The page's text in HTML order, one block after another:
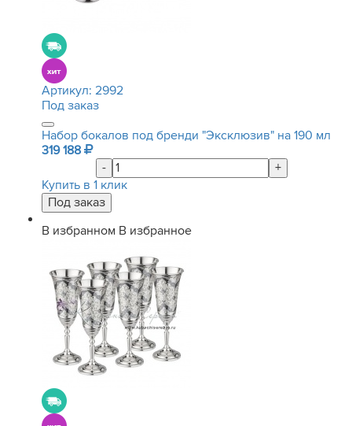
Артикул: 2992
Под заказ
Набор бокалов под бренди "Эксклюзив" на 190 мл
319 188
-
+
Купить в 1 клик
В избранном В избранное